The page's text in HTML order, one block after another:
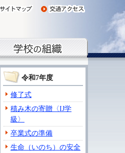
令和7年度
修了式
積み木の寄贈〈IJ学
級〉
卒業式の準備
生命（いのち）の安全